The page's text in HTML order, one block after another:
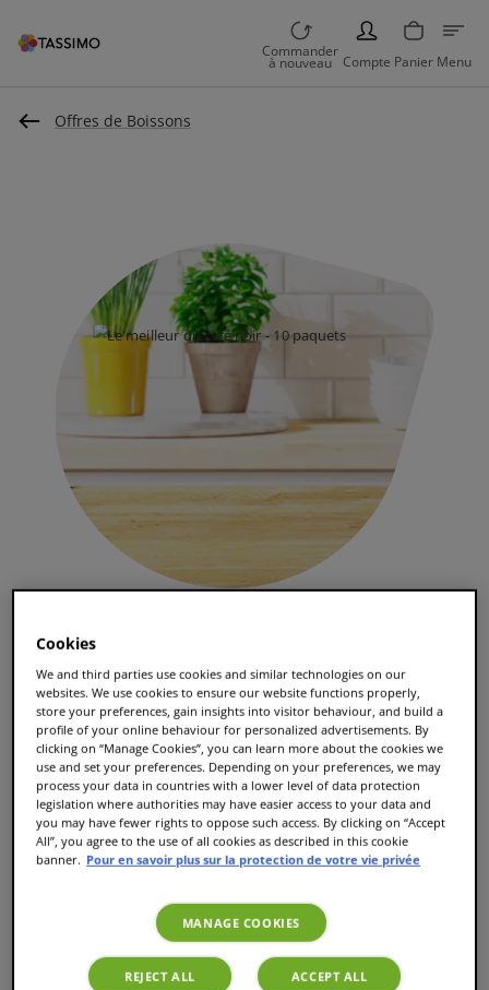
Commander
à nouveau
PERSON
Compte Panier Menu
Offres de Boissons
27avis
Prix de base 98.05 CHF
67.70 CHF
Ajouter au panier
10 variétés du meilleur café noir de TASSIMO
Cookies
We and third parties use cookies and similar technologies on our
websites. We use cookies to ensure our website functions properly,
store your preferences, gain insights into visitor behaviour, and build a
profile of your online behaviour for personalized advertisements. By
clicking on “Manage Cookies”, you can learn more about the cookies we
use and set your preferences. Depending on your preferences, we may
process your data in countries with a lower level of data protection
legislation where authorities may have easier access to your data and
you may have fewer rights to oppose such access. By clicking on “Accept
All”, you agree to the use of all cookies as described in this cookie
banner. Pour en savoir plus sur la protection de votre vie privée
MANAGE COOKIES
REJECT ALL ACCEPT ALL